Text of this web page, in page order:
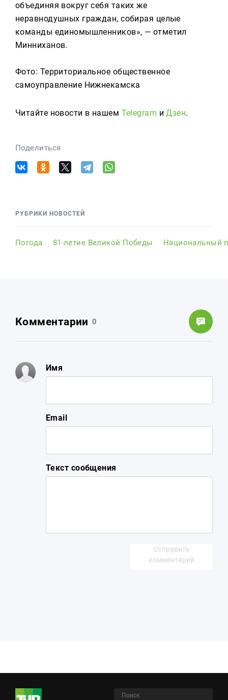
объединяя вокруг себя таких же
неравнодушных граждан, собирая целые
команды единомышленников», — отметил
Минниханов.
Фото: Территориальное общественное
самоуправление Нижнекамска
Читайте новости в нашем Telegram иДзен.
Поделиться
РУБРИКИ НОВОСТЕЙ
Погода 81-летие Великой Победы Национальный
Комментарии 0
Имя
Email
Текст сообщения
Отправить
комментарий